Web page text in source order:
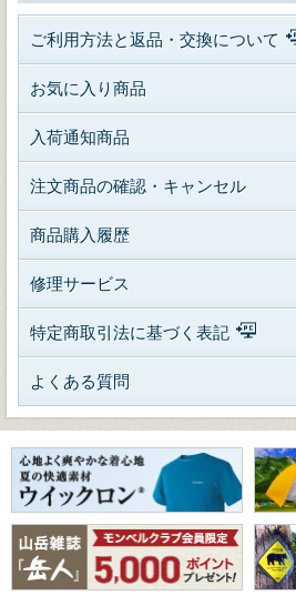
ご利用方法と返品・交換について
お気に入り商品
入荷通知商品
注文商品の確認・キャンセル
商品購入履歴
修理サービス
特定商取引法に基づく表記
よくある質問